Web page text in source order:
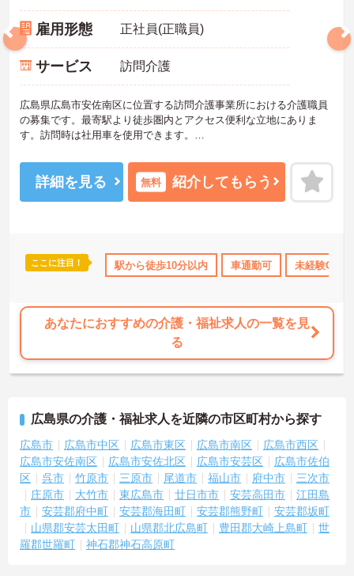
寮・借り上げ 託児所・育児補助 年間休日110日以上
雇用形態 正社員(正職員)
サービス 訪問介護
広島県広島市安佐南区に位置する訪問介護事業所における介護職員
の募集です。最寄駅より徒歩圏内とアクセス便利な立地にありま
す。訪問時は社用車を使用できます。
日勤のみの勤務なので、ワークライフバランスを保ちながらご勤務
いただけます。
詳細を見る 無料 紹介してもらう
ここに注目！ 駅から徒歩10分以内 車通勤可 未経験OK
あなたにおすすめの介護・福祉求人の一覧を見
る
広島県の介護・福祉求人を近隣の市区町村から探す
広島市 広島市中区 広島市東区 広島市南区
広島市西区
広島市安佐南区
広島市安佐北区 広島市安芸区
広島市佐伯
区
呉市 竹原市 三原市 尾道市 福山市 府中市
三次市
庄原市
大竹市 東広島市 廿日市市 安芸高田市
江田島
市
安芸郡府中町 安芸郡海田町 安芸郡熊野町
安芸郡坂町
山県郡安芸太田町
山県郡北広島町 豊田郡大崎上島町
世
羅郡世羅町
神石郡神石高原町